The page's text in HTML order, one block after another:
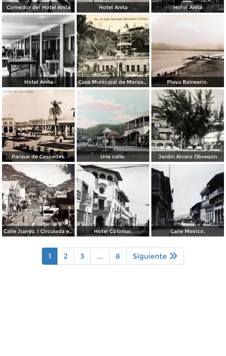
Comedor del Hotel Anita Hotel Anita Hotel Anita
Hotel Anita Casa Municipal de Manzanillo Playa Balneario.
Parque de Cespedes. Una calle. Jardín Álvaro Obregón
Calle Juarez. ( Circulada el 22 de Diciembre de 1942 ). Hotel Colonial. Calle Mexico.
1 2 3 ... 8 Siguiente